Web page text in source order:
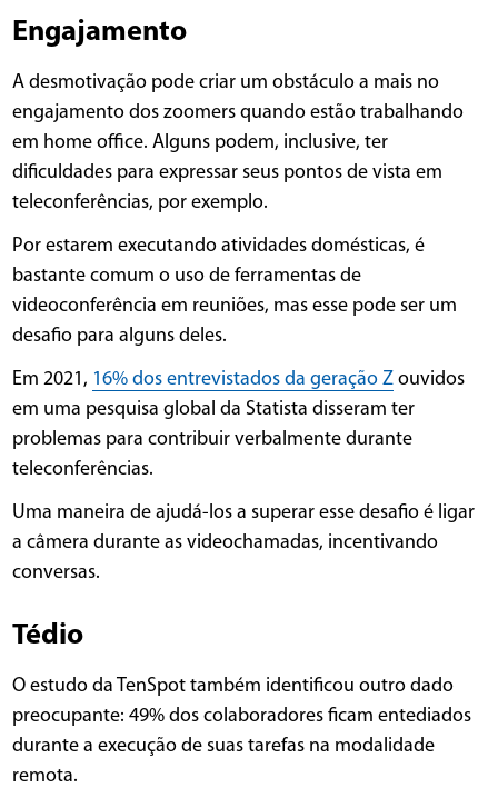
Engajamento
A desmotivação pode criar um obstáculo a mais no
engajamento dos zoomers quando estão trabalhando
em home office. Alguns podem, inclusive, ter
dificuldades para expressar seus pontos de vista em
teleconferências, por exemplo.
Por estarem executando atividades domésticas, é
bastante comum o uso de ferramentas de
videoconferência em reuniões, mas esse pode ser um
desafio para alguns deles.
Em 2021, 16% dos entrevistados da geração Z ouvidos
em uma pesquisa global da Statista disseram ter
problemas para contribuir verbalmente durante
teleconferências.
Uma maneira de ajudá-los a superar esse desafio é ligar
a câmera durante as videochamadas, incentivando
conversas.
Tédio
O estudo da TenSpot também identificou outro dado
preocupante: 49% dos colaboradores ficam entediados
durante a execução de suas tarefas na modalidade
remota.